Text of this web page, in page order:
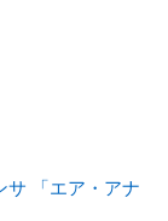
サ 「エア・アナ